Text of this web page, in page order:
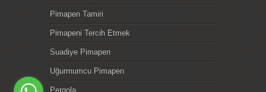
Pimapen Tamiri
Pimapeni Tercih Etmek
Suadiye Pimapen
Uğurmumcu Pimapen
Pergola